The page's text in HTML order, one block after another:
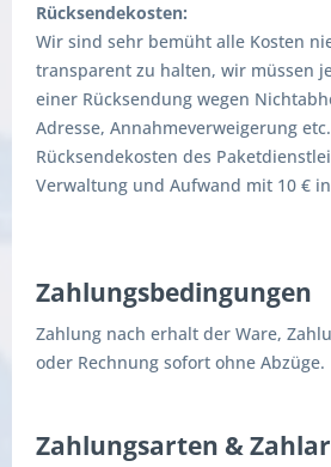
Rücksendekosten:
Wir sind sehr bemüht alle Kosten
transparent zu halten, wir müssen
einer Rücksendung wegen
Adresse, Annahmeverweigerung
Rücksendekosten des
Verwaltung und Aufwand mit 10 €
Zahlungsbedingungen
Zahlung nach erhalt der Ware,
oder Rechnung sofort ohne Abzüge.
Zahlungsarten &